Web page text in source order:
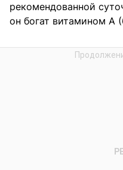
рекомендованной
он богат витамином А